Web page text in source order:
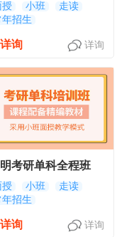
授 小班
走读
年招生
询 详询
考研单科全程班
授 小班
走读
年招生
询 详询